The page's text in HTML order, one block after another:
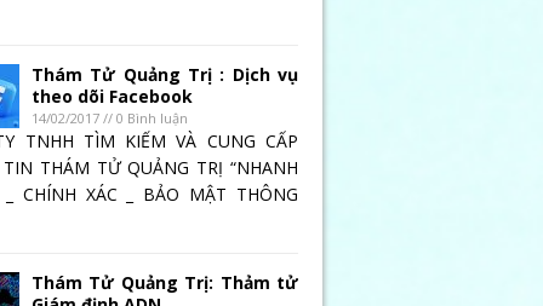
Thám Tử Quảng Trị : Dịch vụ
theo dõi Facebook
14/02/2017 // 0 Bình luận
TNHH TÌM KIẾM VÀ CUNG CẤP
THÁM TỬ QUẢNG TRỊ “NHANH
_ CHÍNH XÁC _ BẢO MẬT THÔNG
Thám Tử Quảng Trị: Thảm tử